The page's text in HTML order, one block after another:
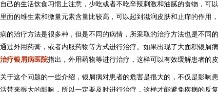
己的生活饮食习惯上注意，少吃或者不吃辛辣刺激和油腻的食物，可
面的维生素和微量元素含量比较高，可以起到滋润皮肤和止痒的作用
的治疗方法是很多种，但是不同的病情，所采取的治疗方法也是不同
过外用药膏，或者内服药物等方式进行治疗。如果出现了大面积银屑
疗银屑病医院指出，外用药物等进行治疗，这样可以有效缓解患者的皮
于这个问题的一些介绍，银屑病对患者的危害是很大的，不仅是影响
带来很大的影响，所以一定要及时进行治疗，这样才能避免疾病的反复